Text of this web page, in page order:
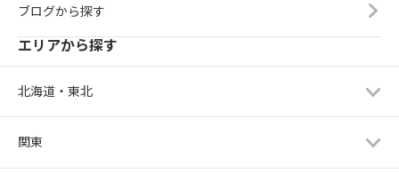
ブログから探す
エリアから探す
北海道・東北
関東